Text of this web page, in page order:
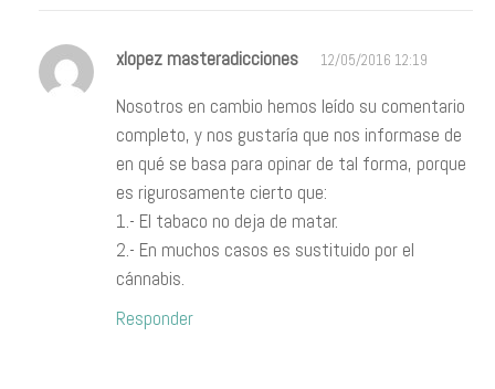
xlopez masteradicciones 12/05/2016 12:19
Nosotros en cambio hemos leído su comentario
completo, y nos gustaría que nos informase de
en qué se basa para opinar de tal forma, porque
es rigurosamente cierto que:
1.- El tabaco no deja de matar.
2.- En muchos casos es sustituido por el
cánnabis.
Responder